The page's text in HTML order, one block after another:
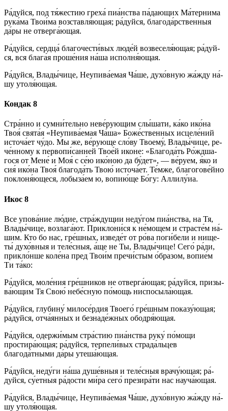
Ра́­дуй­ся, под тя́жестию греха́ пиа́нства па́дающих Ма́тернима
рука́ма Твои́ма возставля́ющая; ра́­дуй­ся, благода́рственныя
да́ры не отверга́ющая.
Ра́­дуй­ся, серд­ца́ бла­го­чес­ти́­вых лю­де́й возвеселя́ющая; ра́­дуй­
ся, вся бла­га́я про­ше́­ния на́­ша исполня́ющая.
Ра́­дуй­ся, Вла­ды́­чи­це, Неупива́емая Ча́ше, духо́вную жа́жду на́­
шу утоля́ющая.
Кондак 8
Стра́н­но и су­мни́­тель­но не­ве́­рую­щим слы́шати, ка́­ко ико́­на
Твоя́ свя­та́я «Неупива́емая Ча́ша» Бо­же́ст­вен­ных ис­це­ле́­ний
ис­то­ча́­ет чу́­до. Мы же, ве́рую­ще сло́­ву Тво­ему́, Вла­ды́­чи­це, ре­
че́н­ному к первопи́санней Тво­е́й ико­не: «Бла­го­да́ть Ро́жд­ша­
го­ся от Ме­не́ и Моя́ с се́ю ико́­ною да бу́дет», — ве́­ру­ем, я́ко и
сия́ ико́­на Твоя́ бла­го­да́ть Твою́ ис­то­ча́­ет. Те́м­же, бла­го­го­ве́й­но
поклоня́ющеся, ло­бы­за́­ем ю, во­пию́­ще Бо́­гу: Алли­лу́иа.
Икос 8
Все упо­ва́­ние лю́­дие, стра́ждущии неду́гом пиа́нства, на Тя,
Вла­ды́­чи­це, возлага́ют. Приклони́ся к не́мощем и стра­сте́м на́­
шим. Кто бо нас, гре́ш­ных, из­ве­де́т от ро́ва по­ги́­бе­ли и ни­ще­
ты́ ду­хо́в­ныя и те­ле́с­ныя, а́ще не Ты, Вла­ды́­чи­це! Се­го́ ра́­ди,
прикло́нше коле́на пред Тво­и́м пре­чи́с­тым о́б­ра­зом, во­пи­е́м
Ти та́­ко:
Ра́­дуй­ся, мо­ле́­ния гре́ш­ни­ков не отверга́ющая; ра́­дуй­ся, при­зы­
ва́­ющим Тя Свою́ не­бе́с­ную по́­мощь ниспосыла́ющая.
Ра́­дуй­ся, глу­би­ну́ ми­ло­се́р­дия Тво­его́ гре́ш­ным показу́ющая;
ра́­дуй­ся, от­ча́­ян­ных и безнаде́жных ободря́ющая.
Ра́­дуй­ся, одержи́мым стра́стию пиа́нства ру­ку́ по́­мо­щи
простира́ющая; ра́­дуй­ся, терпели́вых страда́льцев
благода́тными да́ры утеша́ющая.
Ра́­дуй­ся, не­ду́­ги на́­ша ду­ше́в­ныя и те­ле́с­ныя врачу́ющая; ра́­
дуй­ся, су́етныя ра́­дос­ти ми́­ра се­го́ презира́ти нас науча́ющая.
Ра́­дуй­ся, Вла­ды́­чи­це, Неупива́емая Ча́ше, духо́вную жа́жду на́­
шу утоля́ющая.